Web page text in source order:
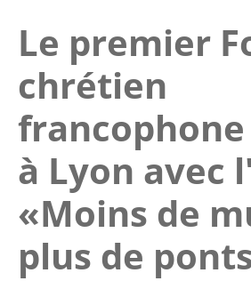
Le premier
chrétien
à Lyon avec
«Moins de
plus de